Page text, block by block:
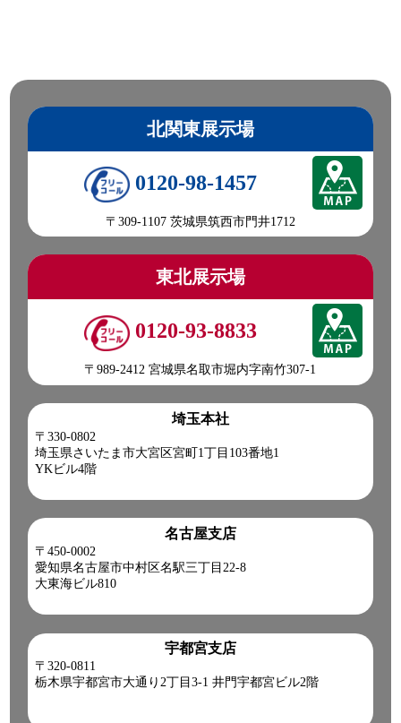
北関東展示場
0120-98-1457
〒309-1107 茨城県筑西市門井1712
東北展示場
0120-93-8833
〒989-2412 宮城県名取市堀内字南竹307-1
埼玉本社
〒330-0802
埼玉県さいたま市大宮区宮町1丁目103番地1
YKビル4階
名古屋支店
〒450-0002
愛知県名古屋市中村区名駅三丁目22-8
大東海ビル810
宇都宮支店
〒320-0811
栃木県宇都宮市大通り2丁目3-1 井門宇都宮ビル2階